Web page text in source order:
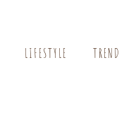
LIFESTYLE TREND